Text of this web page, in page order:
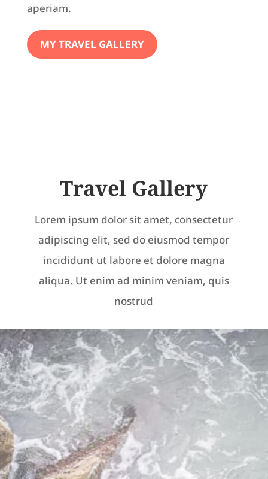
aperiam.
MY TRAVEL GALLERY
Travel Gallery
Lorem ipsum dolor sit amet, consectetur
adipiscing elit, sed do eiusmod tempor
incididunt ut labore et dolore magna
aliqua. Ut enim ad minim veniam, quis
nostrud